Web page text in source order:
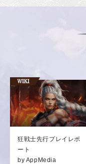
狂戦士先行プレイレポ
ート
by AppMedia